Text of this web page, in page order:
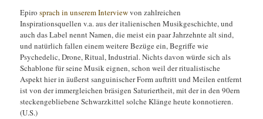
Epirosprach in unserem Interviewvon zahlreichen
Inspirationsquellen v.a. aus der italienischen Musikgeschichte, und
auch das Label nennt Namen, die meist ein paar Jahrzehnte alt sind,
und natürlich fallen einem weitere Bezüge ein, Begriffe wie
Psychedelic, Drone, Ritual, Industrial. Nichts davon würde sich als
Schablone für seine Musik eignen, schon weil der ritualistische
Aspekt hier in äußerst sanguinischer Form auftritt und Meilen entfernt
ist von der immergleichen bräsigen Saturiertheit, mit der in den 90ern
steckengebliebene Schwarzkittel solche Klänge heute konnotieren.
(U.S.)